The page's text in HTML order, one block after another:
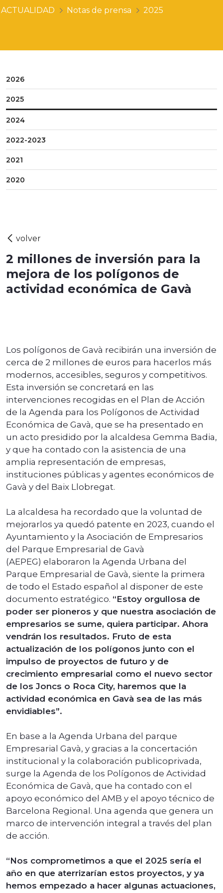
ACTUALIDAD Notas de prensa 2025
2026
2025
2024
2022-2023
2021
2020
2 millones de inversión para la
mejora de los polígonos de
actividad económica de Gavà
Los polígonos de Gavà recibirán una inversión de
cerca de 2 millones de euros para hacerlos más
modernos, accesibles, seguros y competitivos.
Esta inversión se concretará en las
intervenciones recogidas en el Plan de Acción
de la Agenda para los Polígonos de Actividad
Económica de Gavà, que se ha presentado en
un acto presidido por la alcaldesa Gemma Badia,
y que ha contado con la asistencia de una
amplia representación de empresas,
instituciones públicas y agentes económicos de
Gavà y del Baix Llobregat.
La alcaldesa ha recordado que la voluntad de
mejorarlos ya quedó patente en 2023, cuando el
Ayuntamiento y la Asociación de Empresarios
del Parque Empresarial de Gavà
(AEPEG) elaboraron la Agenda Urbana del
Parque Empresarial de Gavà, siente la primera
de todo el Estado español al disponer de este
documento estratégico. “Estoy orgullosa de
poder ser pioneros y que nuestra asociación de
empresarios se sume, quiera participar. Ahora
vendrán los resultados. Fruto de esta
actualización de los polígonos junto con el
impulso de proyectos de futuro y de
crecimiento empresarial como el nuevo sector
de los Joncs o Roca City, haremos que la
actividad económica en Gavà sea de las más
envidiables”.
En base a la Agenda Urbana del parque
Empresarial Gavà, y gracias a la concertación
institucional y la colaboración publicoprivada,
surge la Agenda de los Polígonos de Actividad
Económica de Gavà, que ha contado con el
apoyo económico del AMB y el apoyo técnico de
Barcelona Regional. Una agenda que genera un
marco de intervención integral a través del plan
de acción.
“Nos comprometimos a que el 2025 sería el
año en que aterrizarían estos proyectos, y ya
hemos empezado a hacer algunas actuaciones,